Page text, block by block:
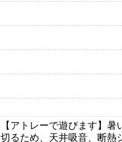
【アトレーで遊びます】暑
切るため、天井吸音、断熱